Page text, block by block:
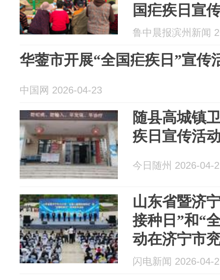
国疟疾日宣
鲁中晨报滨州新闻
华蓥市开展“全国疟疾日”宣传
中国网 2026-04-23
随县高城镇
疾日宣传活
今日随州 2026-04-
山东省暨济
接种日”和“
动在济宁市
闪电新闻 2026-04-